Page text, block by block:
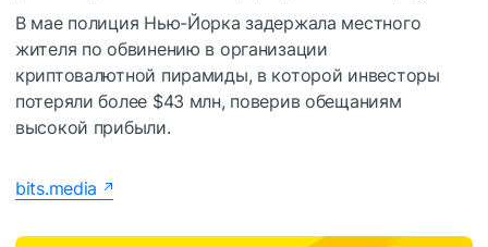
В мае полиция Нью-Йорка задержала местного
жителя по обвинению в организации
криптовалютной пирамиды, в которой инвесторы
потеряли более $43 млн, поверив обещаниям
высокой прибыли.
bits.media